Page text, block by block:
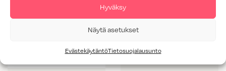
Hyväksy
Näytä asetukset
EvästekäytäntöTietosuojalausunto